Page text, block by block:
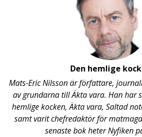
Den hemlige
Mats-Eric Nilsson är författare,
av grundarna till Äkta vara. Han har
hemlige kocken, Äkta vara, Saltad
samt varit chefredaktör för
senaste bok heter Nyfiken